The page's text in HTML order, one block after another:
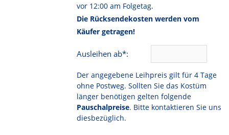
vor 12:00 am Folgetag.
Die Rücksendekosten werden vom
Käufer getragen!
Ausleihen ab*:
Der angegebene Leihpreis gilt für 4 Tage
ohne Postweg. Sollten Sie das Kostüm
länger benötigen gelten folgende
Pauschalpreise. Bitte kontaktieren Sie uns
diesbezüglich.